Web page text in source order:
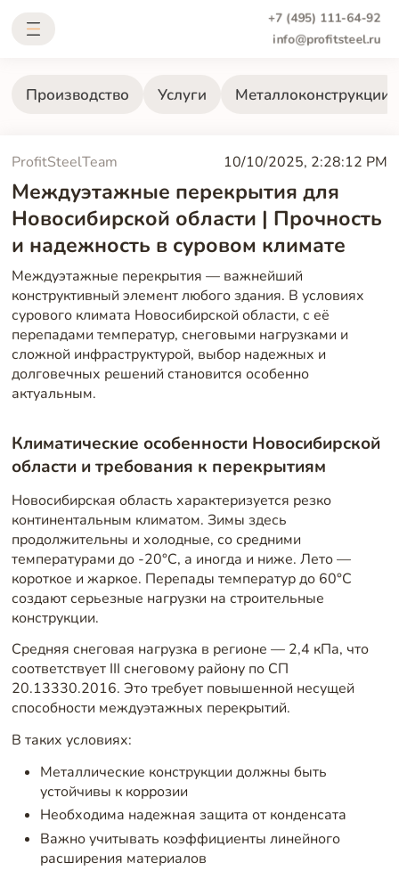
+7 (495) 111-64-92
info@profitsteel.ru
Производство Услуги Металлоконструкции
ProfitSteelTeam 10/10/2025, 2:28:12 PM
Междуэтажные перекрытия для
Новосибирской области | Прочность
и надежность в суровом климате
Междуэтажные перекрытия — важнейший
конструктивный элемент любого здания. В условиях
сурового климата Новосибирской области, с её
перепадами температур, снеговыми нагрузками и
сложной инфраструктурой, выбор надежных и
долговечных решений становится особенно
актуальным.
Климатические особенности Новосибирской
области и требования к перекрытиям
Новосибирская область характеризуется резко
континентальным климатом. Зимы здесь
продолжительны и холодные, со средними
температурами до -20°C, а иногда и ниже. Лето —
короткое и жаркое. Перепады температур до 60°C
создают серьезные нагрузки на строительные
конструкции.
Средняя снеговая нагрузка в регионе — 2,4 кПа, что
соответствует III снеговому району по СП
20.13330.2016. Это требует повышенной несущей
способности междуэтажных перекрытий.
В таких условиях:
Металлические конструкции должны быть
устойчивы к коррозии
Необходима надежная защита от конденсата
Важно учитывать коэффициенты линейного
расширения материалов